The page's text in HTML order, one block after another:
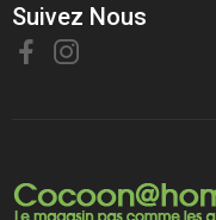
Suivez Nous